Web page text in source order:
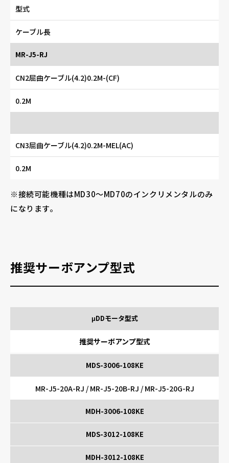
型式
ケーブル長
MR-J5-RJ
CN2屈曲ケーブル(4.2)0.2M-(CF)
0.2M
CN3屈曲ケーブル(4.2)0.2M-MEL(AC)
0.2M
※接続可能機種はMD30〜MD70のインクリメンタルのみ
になります。
推奨サーボアンプ型式
μDDモータ型式
推奨サーボアンプ型式
MDS-3006-108KE
MR-J5-20A-RJ / MR-J5-20B-RJ / MR-J5-20G-RJ
MDH-3006-108KE
MDS-3012-108KE
MDH-3012-108KE